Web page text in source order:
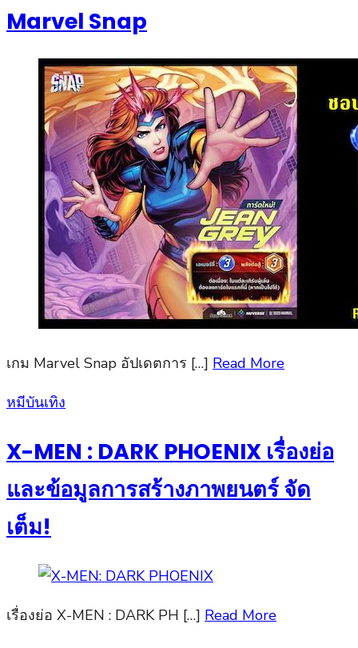
Marvel Snap
เกม Marvel Snap อัปเดตการ […] Read More
Posted
หมีบันเทิง
X-MEN : DARK PHOENIX เรื่องย่อ
และข้อมูลการสร้างภาพยนตร์ จัด
เต็ม!
เรื่องย่อ X-MEN : DARK PH […] Read More